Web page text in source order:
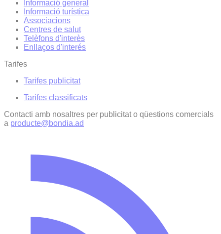
Informació general
Informació turística
Associacions
Centres de salut
Telèfons d'interès
Enllaços d'interés
Tarifes
Tarifes publicitat
Tarifes classificats
Contacti amb nosaltres per publicitat o qüestions comercials
a producte@bondia.ad